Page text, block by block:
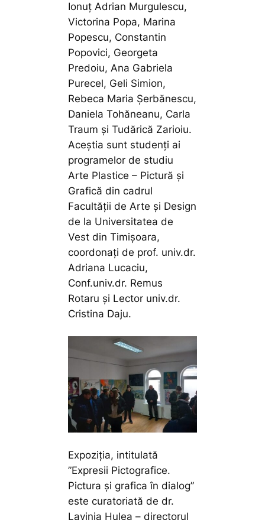
Ionuț Adrian Murgulescu,
Victorina Popa, Marina
Popescu, Constantin
Popovici, Georgeta
Predoiu, Ana Gabriela
Purecel, Geli Simion,
Rebeca Maria Șerbănescu,
Daniela Tohăneanu, Carla
Traum și Tudărică Zarioiu.
Aceștia sunt studenți ai
programelor de studiu
Arte Plastice – Pictură și
Grafică din cadrul
Facultății de Arte și Design
de la Universitatea de
Vest din Timișoara,
coordonați de prof. univ.dr.
Adriana Lucaciu,
Conf.univ.dr. Remus
Rotaru și Lector univ.dr.
Cristina Daju.
Expoziția, intitulată
”Expresii Pictografice.
Pictura și grafica în dialog”
este curatoriată de dr.
Lavinia Hulea – directorul